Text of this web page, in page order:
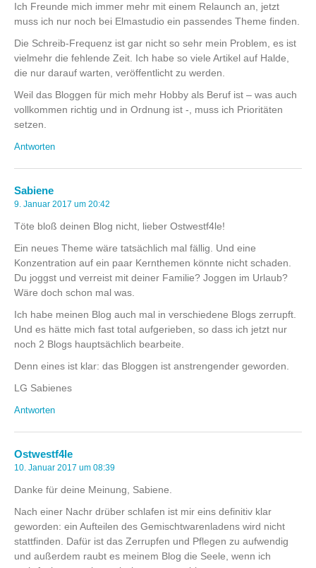
Ich Freunde mich immer mehr mit einem Relaunch an, jetzt
muss ich nur noch bei Elmastudio ein passendes Theme finden.
Die Schreib-Frequenz ist gar nicht so sehr mein Problem, es ist
vielmehr die fehlende Zeit. Ich habe so viele Artikel auf Halde,
die nur darauf warten, veröffentlicht zu werden.
Weil das Bloggen für mich mehr Hobby als Beruf ist – was auch
vollkommen richtig und in Ordnung ist -, muss ich Prioritäten
setzen.
Antworten
Sabiene
9. Januar 2017 um 20:42
Töte bloß deinen Blog nicht, lieber Ostwestf4le!
Ein neues Theme wäre tatsächlich mal fällig. Und eine
Konzentration auf ein paar Kernthemen könnte nicht schaden.
Du joggst und verreist mit deiner Familie? Joggen im Urlaub?
Wäre doch schon mal was.
Ich habe meinen Blog auch mal in verschiedene Blogs zerrupft.
Und es hätte mich fast total aufgerieben, so dass ich jetzt nur
noch 2 Blogs hauptsächlich bearbeite.
Denn eines ist klar: das Bloggen ist anstrengender geworden.
LG Sabienes
Antworten
Ostwestf4le
10. Januar 2017 um 08:39
Danke für deine Meinung, Sabiene.
Nach einer Nachr drüber schlafen ist mir eins definitiv klar
geworden: ein Aufteilen des Gemischtwarenladens wird nicht
stattfinden. Dafür ist das Zerrupfen und Pflegen zu aufwendig
und außerdem raubt es meinem Blog die Seele, wenn ich